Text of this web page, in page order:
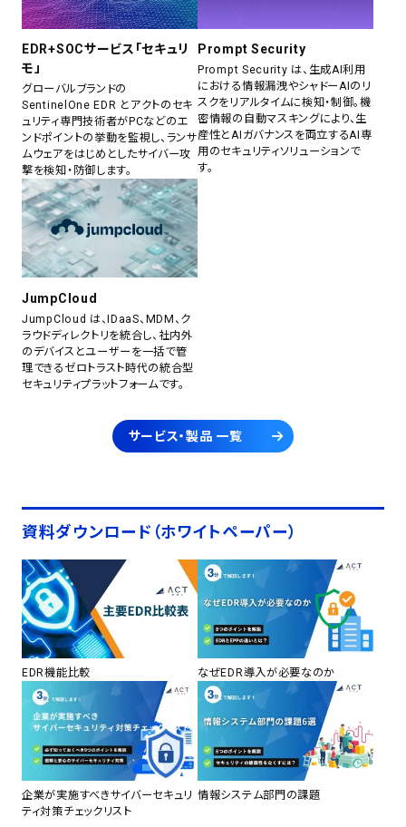
EDR+SOCサービス「セキュリ
モ」
グローバルブランドの
SentinelOne EDR とアクトのセキ
ュリティ専門技術者がPCなどのエ
ンドポイントの挙動を監視し、ランサ
ムウェアをはじめとしたサイバー攻
撃を検知・防御します。
Prompt Security
Prompt Security は、生成AI利用
における情報漏洩やシャドーAIのリ
スクをリアルタイムに検知・制御。機
密情報の自動マスキングにより、生
産性とAIガバナンスを両立するAI専
用のセキュリティソリューションで
す。
JumpCloud
JumpCloud は、IDaaS、MDM、ク
ラウドディレクトリを統合し、社内外
のデバイスとユーザーを一括で管
理できるゼロトラスト時代の統合型
セキュリティプラットフォームです。
サービス・製品 一覧
資料ダウンロード（ホワイトペーパー）
EDR機能比較 なぜEDR導入が必要なのか
企業が実施すべきサイバーセキュリ
ティ対策チェックリスト
情報システム部門の課題